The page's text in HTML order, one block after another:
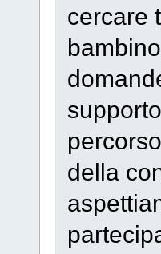
cercare
della